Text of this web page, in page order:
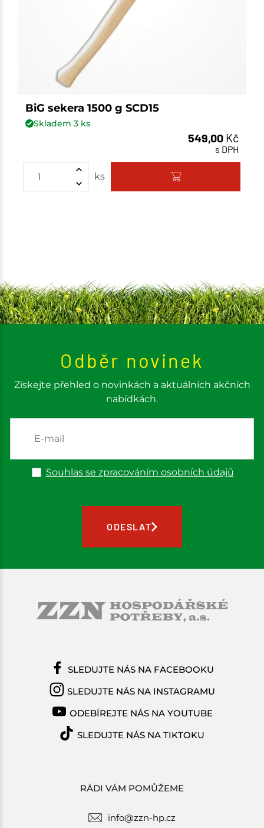
BiG sekera 1500 g SCD15
Skladem 3ks
549,00 Kč
s DPH
ks
Odběr novinek
Získejte přehled o novinkách a aktuálních akčních
nabídkách.
Souhlas se zpracováním osobních údajů
ODESLAT
RÁDI VÁM POMŮŽEME
info@zzn-hp.cz
SLEDUJTE NÁS NA FACEBOOKU
SLEDUJTE NÁS NA INSTAGRAMU
ODEBÍREJTE NÁS NA YOUTUBE
SLEDUJTE NÁS NA TIKTOKU